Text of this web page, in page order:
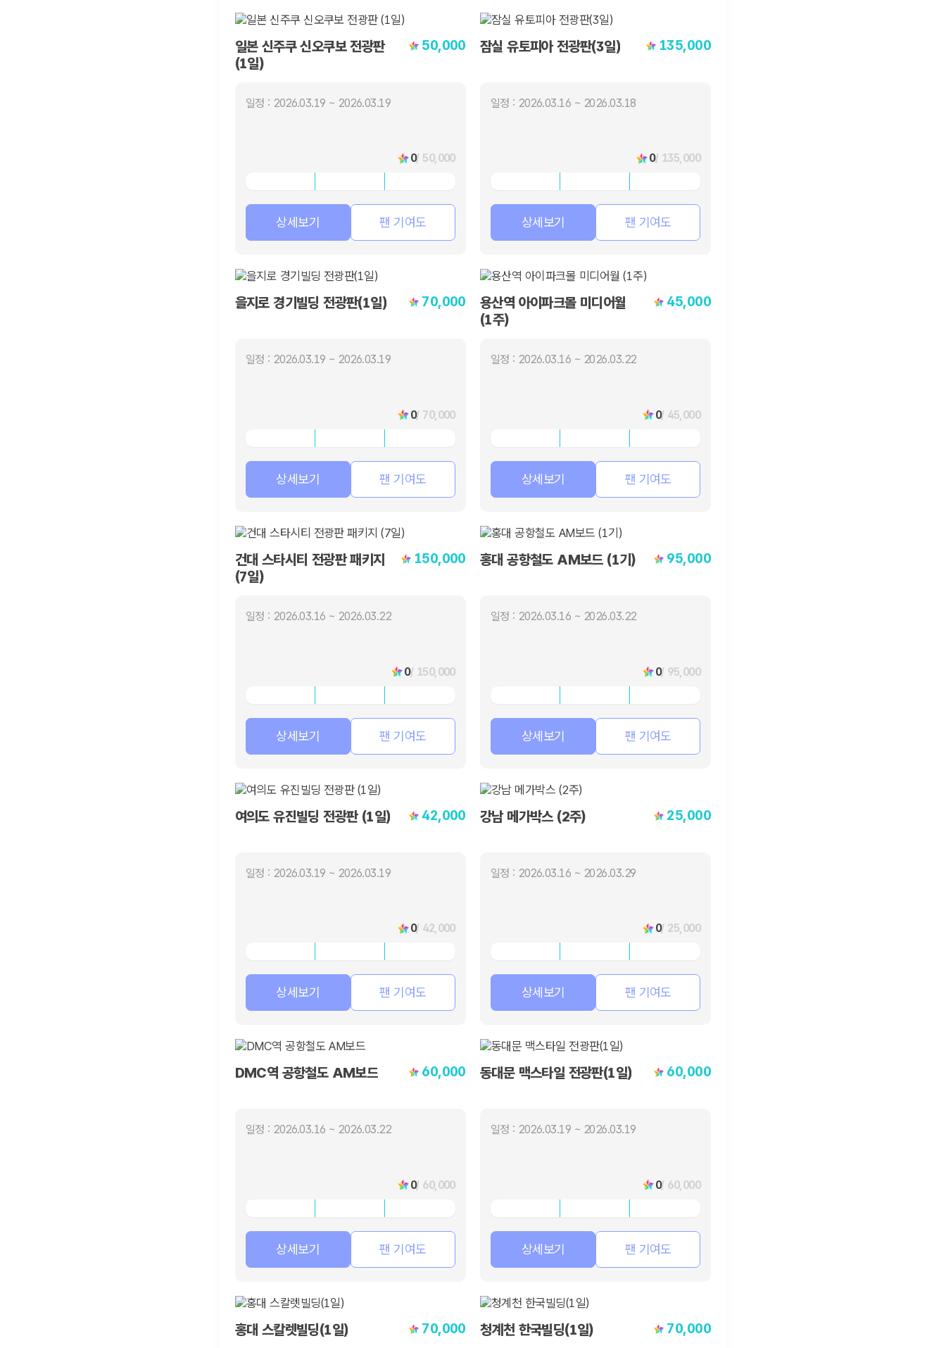
일본 신주쿠 신오쿠보 전광판
(1일)
50,000
일정 : 2026.03.19 ~ 2026.03.19
0/ 50,000
상세보기 팬 기여도
잠실 유토피아 전광판(3일) 135,000
일정 : 2026.03.16 ~ 2026.03.18
0/ 135,000
상세보기 팬 기여도
을지로 경기빌딩 전광판(1일) 70,000
일정 : 2026.03.19 ~ 2026.03.19
0/ 70,000
상세보기 팬 기여도
용산역 아이파크몰 미디어월
(1주)
45,000
일정 : 2026.03.16 ~ 2026.03.22
0/ 45,000
상세보기 팬 기여도
건대 스타시티 전광판 패키지
(7일)
150,000
일정 : 2026.03.16 ~ 2026.03.22
0/ 150,000
상세보기 팬 기여도
홍대 공항철도 AM보드 (1기) 95,000
일정 : 2026.03.16 ~ 2026.03.22
0/ 95,000
상세보기 팬 기여도
여의도 유진빌딩 전광판 (1일) 42,000
일정 : 2026.03.19 ~ 2026.03.19
0/ 42,000
상세보기 팬 기여도
강남 메가박스 (2주) 25,000
일정 : 2026.03.16 ~ 2026.03.29
0/ 25,000
상세보기 팬 기여도
DMC역 공항철도 AM보드 60,000
일정 : 2026.03.16 ~ 2026.03.22
0/ 60,000
상세보기 팬 기여도
동대문 맥스타일 전광판(1일) 60,000
일정 : 2026.03.19 ~ 2026.03.19
0/ 60,000
상세보기 팬 기여도
홍대 스칼렛빌딩(1일) 70,000 청계천 한국빌딩(1일) 70,000